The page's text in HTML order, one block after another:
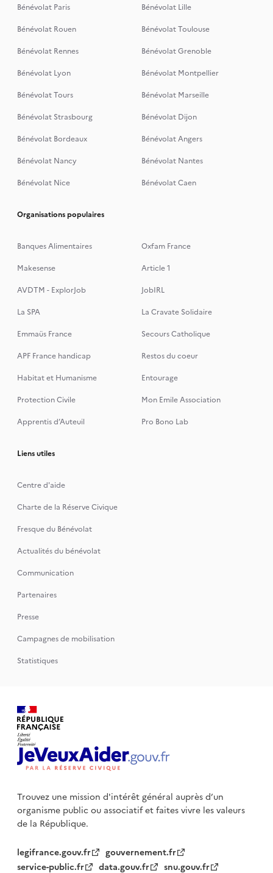
Bénévolat Paris
Bénévolat Lille
Bénévolat Rouen
Bénévolat Toulouse
Bénévolat Rennes
Bénévolat Grenoble
Bénévolat Lyon
Bénévolat Montpellier
Bénévolat Tours
Bénévolat Marseille
Bénévolat Strasbourg
Bénévolat Dijon
Bénévolat Bordeaux
Bénévolat Angers
Bénévolat Nancy
Bénévolat Nantes
Bénévolat Nice
Bénévolat Caen
Organisations populaires
Banques Alimentaires
Oxfam France
Makesense
Article 1
AVDTM - ExplorJob
JobIRL
La SPA
La Cravate Solidaire
Emmaüs France
Secours Catholique
APF France handicap
Restos du coeur
Habitat et Humanisme
Entourage
Protection Civile
Mon Emile Association
Apprentis d’Auteuil
Pro Bono Lab
Liens utiles
Centre d'aide
Charte de la Réserve Civique
Fresque du Bénévolat
Actualités du bénévolat
Communication
Partenaires
Presse
Campagnes de mobilisation
Statistiques
Trouvez une mission d'intérêt général auprès d’un
organisme publicou associatif et faites vivre les valeurs
de la République.
legifrance.gouv.fr
gouvernement.fr
service-public.fr
data.gouv.fr snu.gouv.fr